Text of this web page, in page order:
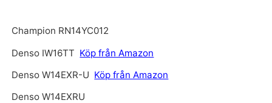
Champion RN14YC012
Denso IW16TT Köp från Amazon
Denso W14EXR-U Köp från Amazon
Denso W14EXRU